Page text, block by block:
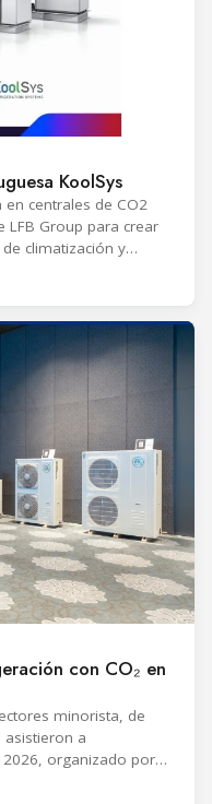
KoolSys
centrales de CO2
LFB Group para crear
climatización y
con CO₂ en
minorista, de
asistieron a
2026, organizado por
junio. El evento